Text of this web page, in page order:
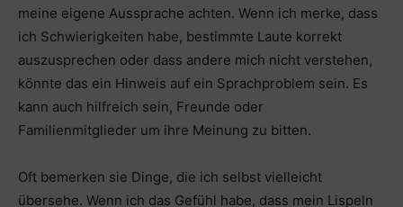
meine eigene Aussprache achten. Wenn ich merke, dass
ich Schwierigkeiten habe, bestimmte Laute korrekt
auszusprechen oder dass andere mich nicht verstehen,
könnte das ein Hinweis auf ein Sprachproblem sein. Es
kann auch hilfreich sein, Freunde oder
Familienmitglieder um ihre Meinung zu bitten.
Oft bemerken sie Dinge, die ich selbst vielleicht
übersehe. Wenn ich das Gefühl habe, dass mein Lispeln